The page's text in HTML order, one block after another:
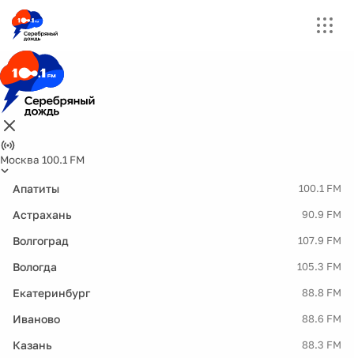
Москва 100.1 FM
Апатиты 100.1 FM
Астрахань 90.9 FM
Волгоград 107.9 FM
Вологда 105.3 FM
Екатеринбург 88.8 FM
Иваново 88.6 FM
Казань 88.3 FM